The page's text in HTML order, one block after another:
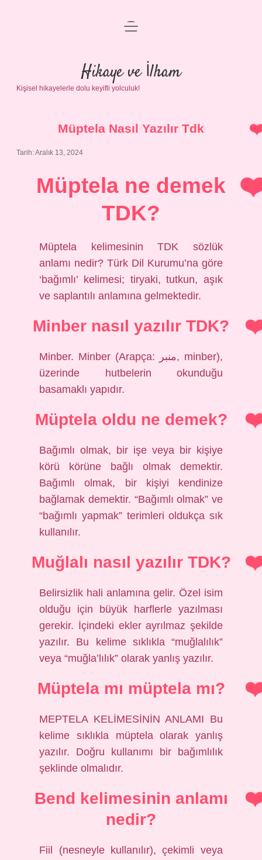
Anasayfa
Gizlilik Politikası
Yasal Uyarı
menüyü
Hikaye ve İlham
Kişisel hikayelerle dolu keyifli yolculuk!
Müptela Nasıl Yazılır Tdk
Tarih: Aralık 13, 2024
Müptela ne demek
TDK?
Müptela kelimesinin TDK sözlük
anlamı nedir? Türk Dil Kurumu’na göre
‘bağımlı’ kelimesi; tiryaki, tutkun, aşık
ve saplantılı anlamına gelmektedir.
Minber nasıl yazılır TDK?
Minber. Minber (Arapça: منبر‎, minber),
üzerinde hutbelerin okunduğu
basamaklı yapıdır.
Müptela oldu ne demek?
Bağımlı olmak, bir işe veya bir kişiye
körü körüne bağlı olmak demektir.
Bağımlı olmak, bir kişiyi kendinize
bağlamak demektir. “Bağımlı olmak” ve
“bağımlı yapmak” terimleri oldukça sık
kullanılır.
Muğlalı nasıl yazılır TDK?
Belirsizlik hali anlamına gelir. Özel isim
olduğu için büyük harflerle yazılması
gerekir. İçindeki ekler ayrılmaz şekilde
yazılır. Bu kelime sıklıkla “muğlalılık”
veya “muğla’lılık” olarak yanlış yazılır.
Müptela mı müptela mı?
MEPTELA KELİMESİNİN ANLAMI Bu
kelime sıklıkla müptela olarak yanlış
yazılır. Doğru kullanımı bir bağımlılık
şeklinde olmalıdır.
Bend kelimesinin anlamı
nedir?
Fiil (nesneyle kullanılır), çekimli veya